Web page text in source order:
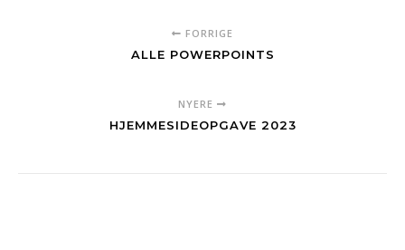
FORRIGE
ALLE POWERPOINTS
NYERE
HJEMMESIDEOPGAVE 2023